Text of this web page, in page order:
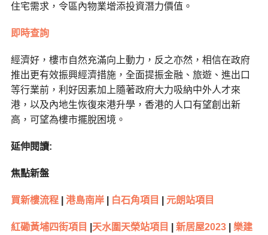
住宅需求，令區內物業增添投資潛力價值。
即時查詢
經濟好，樓市自然充滿向上動力，反之亦然，相信在政府
推出更有效振興經濟措施，全面提振金融、旅遊、進出口
等行業前，利好因素加上隨著政府大力吸納中外人才來
港，以及內地生恢復來港升學，香港的人口有望創出新
高，可望為樓市擺脫困境。
延伸閱讀:
焦點新盤
買新樓流程| 港島南岸| 白石角項目 元朗站項目
紅磡黃埔四街項目 天水圍天榮站項目 新居屋2023|
樂建